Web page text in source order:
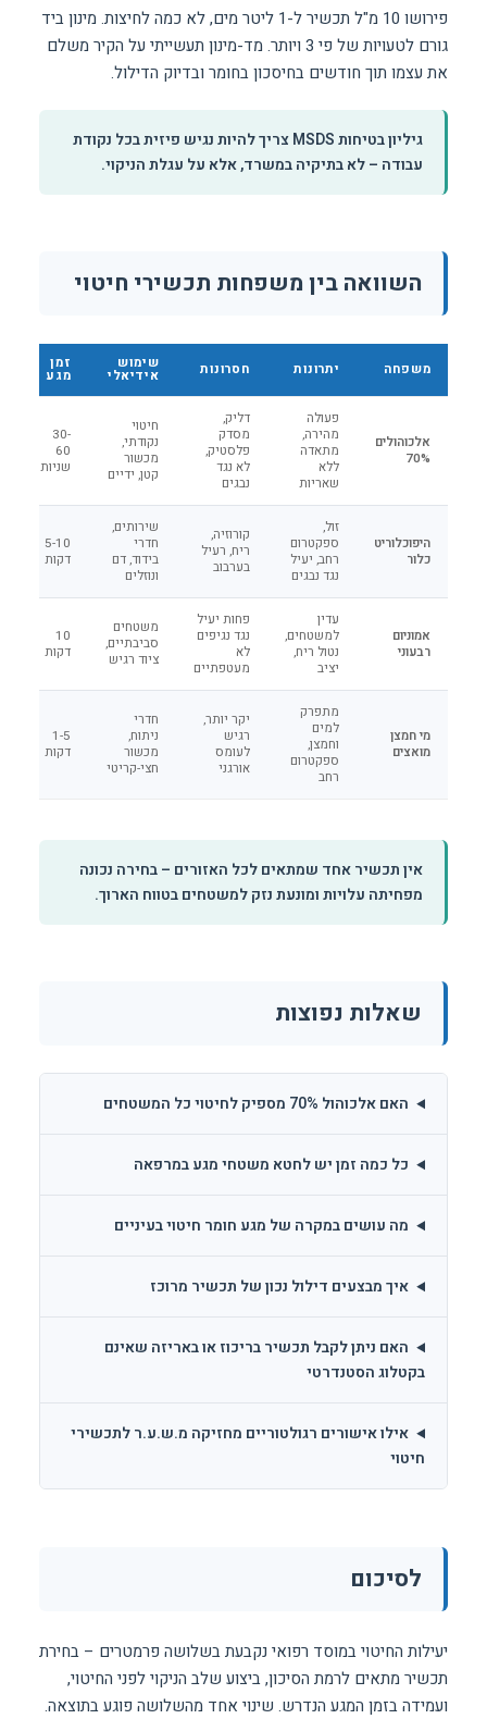
פירושו 10 מ"ל תכשיר ל-1 ליטר מים, לא כמה לחיצות. מינון ביד
גורם לטעויות של פי 3 ויותר. מד-מינון תעשייתי על הקיר משלם
את עצמו תוך חודשים בחיסכון בחומר ובדיוק הדילול.
גיליון בטיחות MSDS צריך להיות נגיש פיזית בכל נקודת
עבודה – לא בתיקיה במשרד, אלא על עגלת הניקוי.
השוואה בין משפחות תכשירי חיטוי
משפחה יתרונות חסרונות שימוש
אידיאלי
זמן
מגע
אלכוהולים
70%
פעולה
מהירה,
מתאדה
ללא
שאריות
דליק,
מסדק
פלסטיק,
לא נגד
נבגים
חיטוי
נקודתי,
מכשור
קטן, ידיים
30-
60
שניות
היפוכלוריט
כלור
זול,
ספקטרום
רחב, יעיל
נגד נבגים
קורוזיה,
ריח, רעיל
בערבוב
שירותים,
חדרי
בידוד, דם
ונוזלים
5-10
דקות
אמוניום
רבעוני
עדין
למשטחים,
נטול ריח,
יציב
פחות יעיל
נגד נגיפים
לא
מעטפתיים
משטחים
סביבתיים,
ציוד רגיש
10
דקות
מי חמצן
מואצים
מתפרק
למים
וחמצן,
ספקטרום
רחב
יקר יותר,
רגיש
לעומס
אורגני
חדרי
ניתוח,
מכשור
חצי-קריטי
1-5
דקות
אין תכשיר אחד שמתאים לכל האזורים – בחירה נכונה
מפחיתה עלויות ומונעת נזק למשטחים בטווח הארוך.
שאלות נפוצות
האם אלכוהול 70% מספיק לחיטוי כל המשטחים
כל כמה זמן יש לחטא משטחי מגע במרפאה
מה עושים במקרה של מגע חומר חיטוי בעיניים
איך מבצעים דילול נכון של תכשיר מרוכז
האם ניתן לקבל תכשיר בריכוז או באריזה שאינם
בקטלוג הסטנדרטי
אילו אישורים רגולטוריים מחזיקה מ.ש.ע.ר לתכשירי
חיטוי
לסיכום
יעילות החיטוי במוסד רפואי נקבעת בשלושה פרמטרים – בחירת
תכשיר מתאים לרמת הסיכון, ביצוע שלב הניקוי לפני החיטוי,
ועמידה בזמן המגע הנדרש. שינוי אחד מהשלושה פוגע בתוצאה.